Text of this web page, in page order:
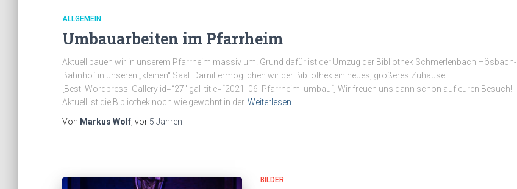
ALLGEMEIN
Umbauarbeiten im Pfarrheim
Aktuell bauen wir in unserem Pfarrheim massiv um. Grund dafür ist der Umzug der Bibliothek Schmerlenbach Hösbach-
Bahnhof in unseren „kleinen“ Saal. Damit ermöglichen wir der Bibliothek ein neues, größeres Zuhause.
[Best_Wordpress_Gallery id=“27″ gal_title=“2021_06_Pfarrheim_umbau“] Wir freuen uns dann schon auf euren Besuch!
Aktuell ist die Bibliothek noch wie gewohnt in der Weiterlesen
Von Markus Wolf , vor 5 Jahren
BILDER